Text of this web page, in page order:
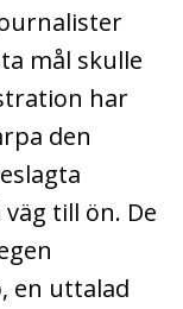
mål skulle
har
den
till ön. De
en uttalad